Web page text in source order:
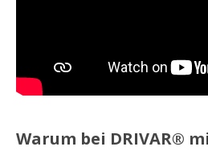
Warum bei DRIVAR®